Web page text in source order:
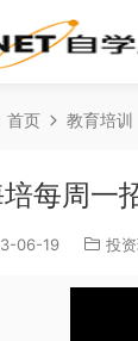
首页 教育培训
每周一
06-19 投